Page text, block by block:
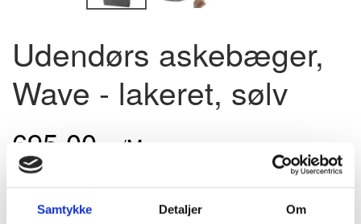
Samtykke Detaljer Om
Udendørs askebæger,
Wave - lakeret, sølv
695,00 u/Moms
868,75
Pris - DKK
Model/varenr.: